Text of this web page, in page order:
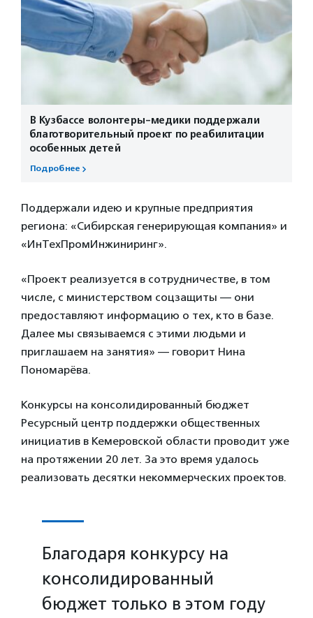
В Кузбассе волонтеры-медики поддержали
благотворительный проект по реабилитации
особенных детей
Подробнее
Поддержали идею и крупные предприятия
региона: «Сибирская генерирующая компания» и
«ИнТехПромИнжиниринг».
«Проект реализуется в сотрудничестве, в том
числе, с министерством соцзащиты — они
предоставляют информацию о тех, кто в базе.
Далее мы связываемся с этими людьми и
приглашаем на занятия» — говорит Нина
Пономарёва.
Конкурсы на консолидированный бюджет
Ресурсный центр поддержки общественных
инициатив в Кемеровской области проводит уже
на протяжении 20 лет. За это время удалось
реализовать десятки некоммерческих проектов.
Благодаря конкурсу на
консолидированный
бюджет только в этом году